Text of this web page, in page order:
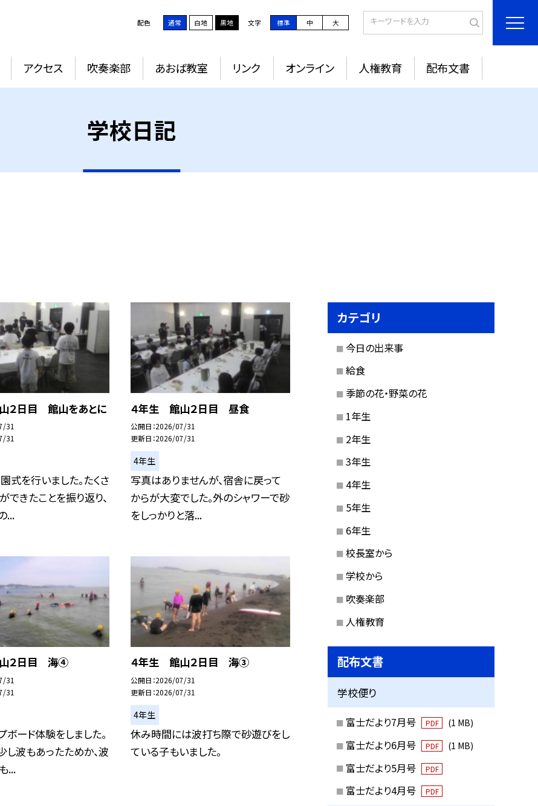
配色 通常 白地 黒地 文字 標準 中 大
アクセス 吹奏楽部 あおば教室 リンク オンライン 人権教育 配布文書
学校日記
２日目 館山をあとに
31
31
式を行いました。たくさ
できたことを振り返り、
...
４年生 館山２日目 昼食
公開日 2026/07/31
更新日 2026/07/31
4年生
写真はありませんが、宿舎に戻って
からが大変でした。外のシャワーで砂
をしっかりと落...
２日目 海④
31
31
ボード体験をしました。
し波もあったためか、波
...
４年生 館山２日目 海③
公開日 2026/07/31
更新日 2026/07/31
4年生
休み時間には波打ち際で砂遊びをし
ている子もいました。
カテゴリ
今日の出来事
給食
季節の花・野菜の花
1年生
2年生
3年生
4年生
5年生
6年生
校長室から
学校から
吹奏楽部
人権教育
配布文書
学校便り
富士だより7月号 PDF (1 MB)
富士だより6月号 PDF (1 MB)
富士だより5月号 PDF
富士だより4月号 PDF